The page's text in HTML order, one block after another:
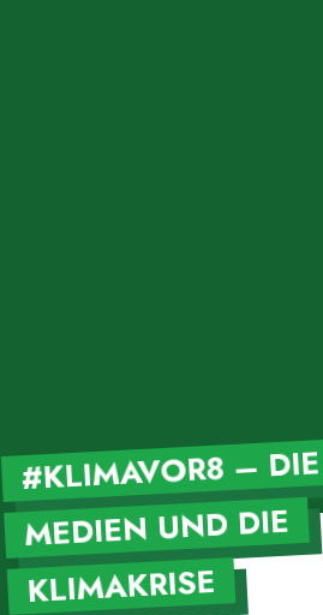
#KLIMAVOR8 – DIE
MEDIEN UND DIE
KLIMAKRISE